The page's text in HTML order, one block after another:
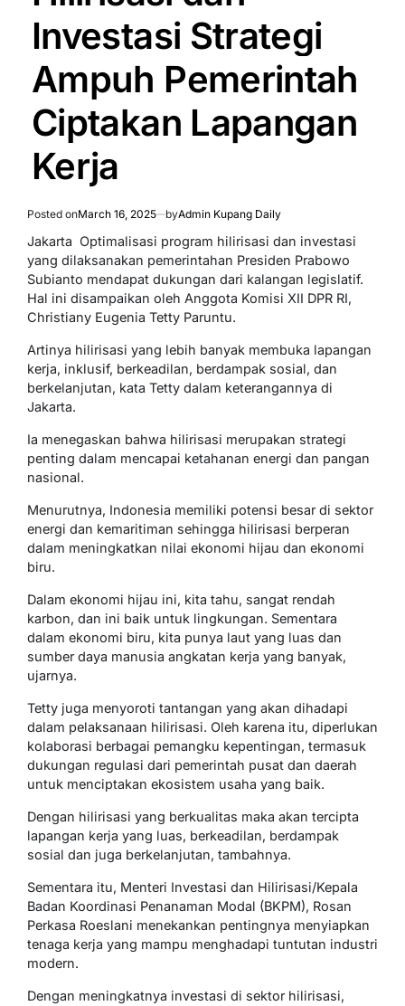
Investasi Strategi
Ampuh Pemerintah
Ciptakan Lapangan
Kerja
Posted onMarch 16, 2025 byAdmin Kupang Daily
Jakarta  Optimalisasi program hilirisasi dan investasi
yang dilaksanakan pemerintahan Presiden Prabowo
Subianto mendapat dukungan dari kalangan legislatif.
Hal ini disampaikan oleh Anggota Komisi XII DPR RI,
Christiany Eugenia Tetty Paruntu.
Artinya hilirisasi yang lebih banyak membuka lapangan
kerja, inklusif, berkeadilan, berdampak sosial, dan
berkelanjutan, kata Tetty dalam keterangannya di
Jakarta.
Ia menegaskan bahwa hilirisasi merupakan strategi
penting dalam mencapai ketahanan energi dan pangan
nasional.
Menurutnya, Indonesia memiliki potensi besar di sektor
energi dan kemaritiman sehingga hilirisasi berperan
dalam meningkatkan nilai ekonomi hijau dan ekonomi
biru.
Dalam ekonomi hijau ini, kita tahu, sangat rendah
karbon, dan ini baik untuk lingkungan. Sementara
dalam ekonomi biru, kita punya laut yang luas dan
sumber daya manusia angkatan kerja yang banyak,
ujarnya.
Tetty juga menyoroti tantangan yang akan dihadapi
dalam pelaksanaan hilirisasi. Oleh karena itu, diperlukan
kolaborasi berbagai pemangku kepentingan, termasuk
dukungan regulasi dari pemerintah pusat dan daerah
untuk menciptakan ekosistem usaha yang baik.
Dengan hilirisasi yang berkualitas maka akan tercipta
lapangan kerja yang luas, berkeadilan, berdampak
sosial dan juga berkelanjutan, tambahnya.
Sementara itu, Menteri Investasi dan Hilirisasi/Kepala
Badan Koordinasi Penanaman Modal (BKPM), Rosan
Perkasa Roeslani menekankan pentingnya menyiapkan
tenaga kerja yang mampu menghadapi tuntutan industri
modern.
Dengan meningkatnya investasi di sektor hilirisasi,